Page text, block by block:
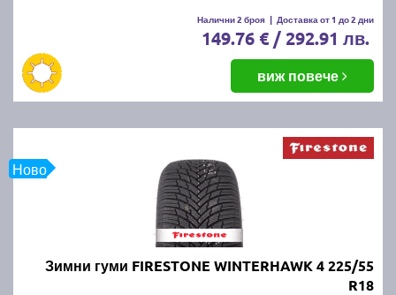
Налични 2 броя | Доставка от 1 до 2 дни
149.76 € / 292.91 лв.
виж повече
Ново
Зимни гуми FIRESTONE WINTERHAWK 4 225/55
R18